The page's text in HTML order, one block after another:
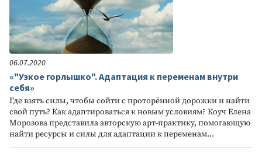
06.07.2020
«"Узкое горлышко". Адаптация к переменам внутри
себя»
Где взять силы, чтобы сойти с проторённой дорожки и найти
свой путь? Как адаптироваться к новым условиям? Коуч Елена
Морозова представила авторскую арт-практику, помогающую
найти ресурсы и силы для адаптации к переменам...